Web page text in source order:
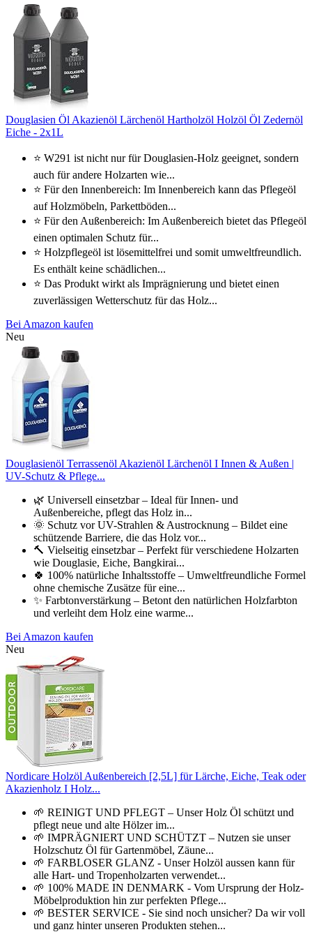
Douglasien Öl Akazienöl Lärchenöl Hartholzöl Holzöl Öl Zedernöl
Eiche - 2x1L
⭐ W291 ist nicht nur für Douglasien-Holz geeignet, sondern
auch für andere Holzarten wie...
⭐ Für den Innenbereich: Im Innenbereich kann das Pflegeöl
auf Holzmöbeln, Parkettböden...
⭐ Für den Außenbereich: Im Außenbereich bietet das Pflegeöl
einen optimalen Schutz für...
⭐ Holzpflegeöl ist lösemittelfrei und somit umweltfreundlich.
Es enthält keine schädlichen...
⭐ Das Produkt wirkt als Imprägnierung und bietet einen
zuverlässigen Wetterschutz für das Holz...
Bei Amazon kaufen
Neu
Douglasienöl Terrassenöl Akazienöl Lärchenöl I Innen & Außen |
UV-Schutz & Pflege...
🌿 Universell einsetzbar – Ideal für Innen- und
Außenbereiche, pflegt das Holz in...
🌞 Schutz vor UV-Strahlen & Austrocknung – Bildet eine
schützende Barriere, die das Holz vor...
🔨 Vielseitig einsetzbar – Perfekt für verschiedene Holzarten
wie Douglasie, Eiche, Bangkirai...
🍀 100% natürliche Inhaltsstoffe – Umweltfreundliche Formel
ohne chemische Zusätze für eine...
✨ Farbtonverstärkung – Betont den natürlichen Holzfarbton
und verleiht dem Holz eine warme...
Bei Amazon kaufen
Neu
Nordicare Holzöl Außenbereich [2,5L] für Lärche, Eiche, Teak oder
Akazienholz I Holz...
🌱 REINIGT UND PFLEGT – Unser Holz Öl schützt und
pflegt neue und alte Hölzer im...
🌱 IMPRÄGNIERT UND SCHÜTZT – Nutzen sie unser
Holzschutz Öl für Gartenmöbel, Zäune...
🌱 FARBLOSER GLANZ - Unser Holzöl aussen kann für
alle Hart- und Tropenholzarten verwendet...
🌱 100% MADE IN DENMARK - Vom Ursprung der Holz-
Möbelproduktion hin zur perfekten Pflege...
🌱 BESTER SERVICE - Sie sind noch unsicher? Da wir voll
und ganz hinter unseren Produkten stehen...